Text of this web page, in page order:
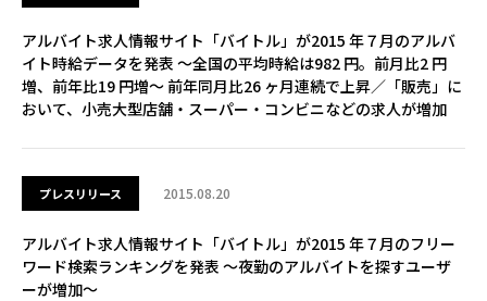
アルバイト求人情報サイト「バイトル」が2015 年７月のアルバ
イト時給データを発表 ～全国の平均時給は982 円。前月比2 円
増、前年比19 円増～ 前年同月比26 ヶ月連続で上昇／「販売」に
おいて、小売大型店舗・スーパー・コンビニなどの求人が増加
プレスリリース 2015.08.20
アルバイト求人情報サイト「バイトル」が2015 年７月のフリー
ワード検索ランキングを発表 ～夜勤のアルバイトを探すユーザ
ーが増加～